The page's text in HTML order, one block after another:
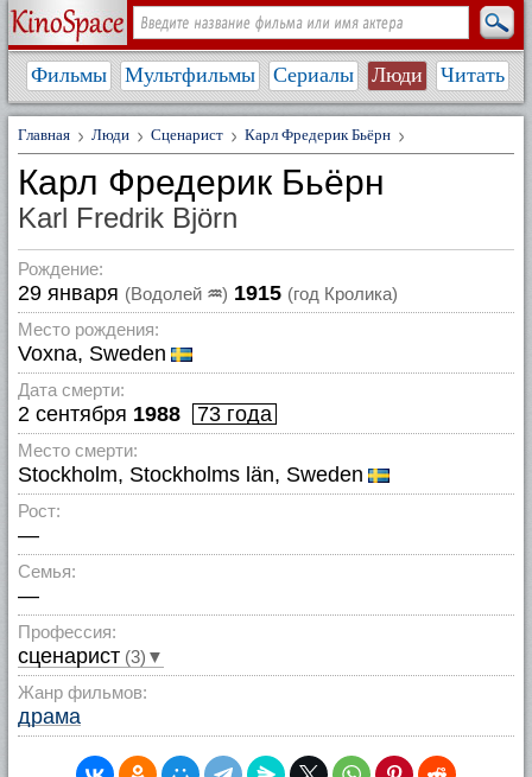
Фильмы Мультфильмы Сериалы Люди Читать
Главная Люди Сценарист Карл Фредерик Бьёрн
Карл Фредерик Бьёрн
Karl Fredrik Björn
Рождение:
29 января (Водолей ♒) 1915 (год Кролика)
Место рождения:
Voxna, Sweden
Дата смерти:
2 сентября 1988 73 года
Место смерти:
Stockholm, Stockholms län, Sweden
Рост:
—
Семья:
—
Профессия:
сценарист (3)▼
Жанр фильмов:
драма